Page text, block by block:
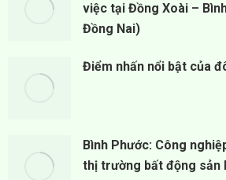
việc tại Đồng Xoài –
Đồng Nai)
Điểm nhấn nổi bật của
Bình Phước: Công
thị trường bất động sản